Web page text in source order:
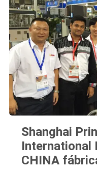
Shanghai
International
CHINA